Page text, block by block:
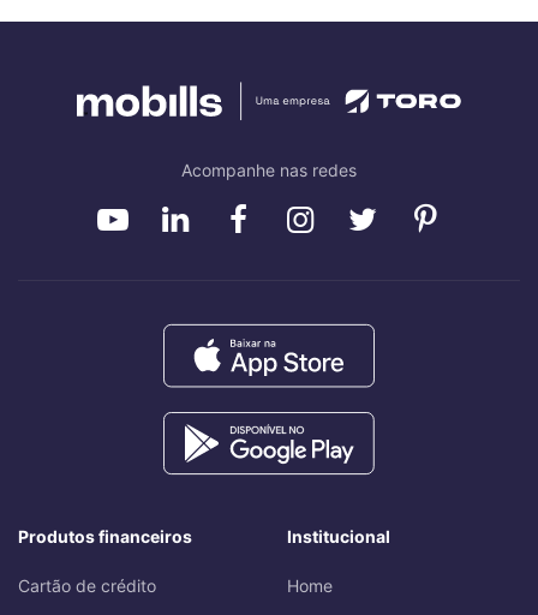
Acompanhe nas redes
Produtos financeiros
Cartão de crédito
Institucional
Home